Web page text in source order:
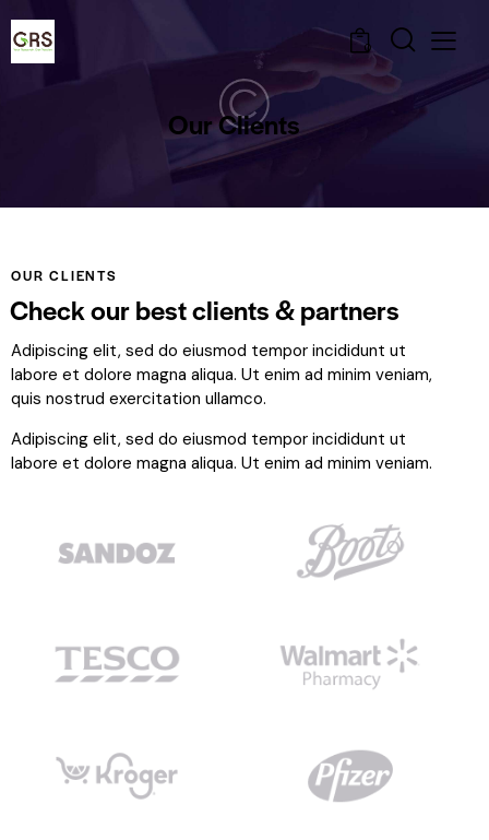
0
Our Clients
OUR CLIENTS
Check our best clients & partners
Adipiscing elit, sed do eiusmod tempor incididunt ut
labore et dolore magna aliqua. Ut enim ad minim veniam,
quis nostrud exercitation ullamco.
Adipiscing elit, sed do eiusmod tempor incididunt ut
labore et dolore magna aliqua. Ut enim ad minim veniam.